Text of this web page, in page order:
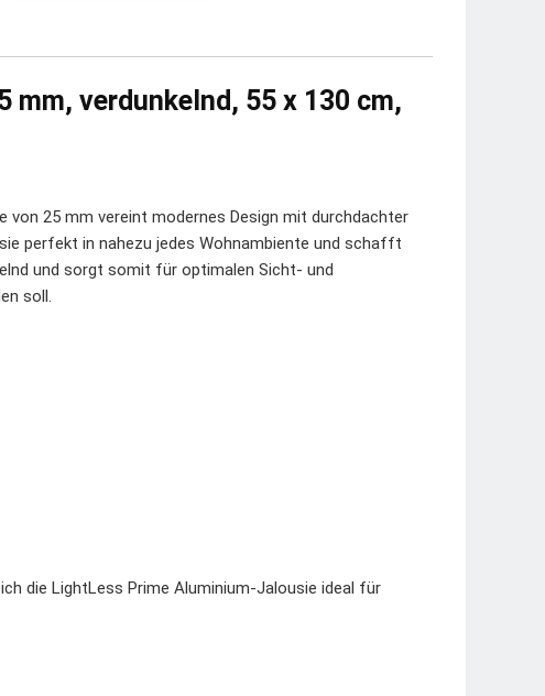
mm, verdunkelnd, 55 x 130 cm,
von 25 mm vereint modernes Design mit durchdachter
perfekt in nahezu jedes Wohnambiente und schafft
und sorgt somit für optimalen Sicht- und
soll.
die LightLess Prime Aluminium-Jalousie ideal für